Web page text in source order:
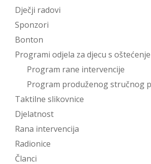
Dječji radovi
Sponzori
Bonton
Programi odjela za djecu s
Program rane intervencije
Program produženog stručnog
Taktilne slikovnice
Djelatnost
Rana intervencija
Radionice
Članci